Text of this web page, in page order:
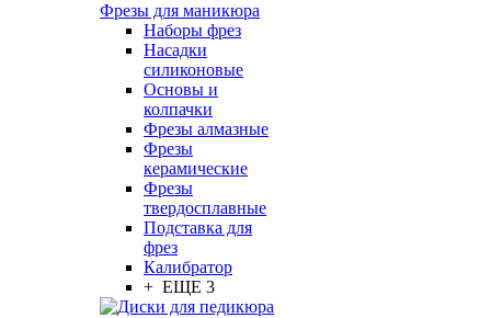
Фрезы для маникюра
Наборы фрез
Насадки
силиконовые
Основы и
колпачки
Фрезы алмазные
Фрезы
керамические
Фрезы
твердосплавные
Подставка для
фрез
Калибратор
+ ЕЩЕ 3